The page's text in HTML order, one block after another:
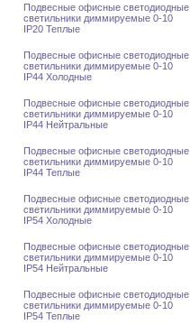
Подвесные офисные светодиодные
светильники диммируемые 0-10
IP20 Теплые
Подвесные офисные светодиодные
светильники диммируемые 0-10
IP44 Холодные
Подвесные офисные светодиодные
светильники диммируемые 0-10
IP44 Нейтральные
Подвесные офисные светодиодные
светильники диммируемые 0-10
IP44 Теплые
Подвесные офисные светодиодные
светильники диммируемые 0-10
IP54 Холодные
Подвесные офисные светодиодные
светильники диммируемые 0-10
IP54 Нейтральные
Подвесные офисные светодиодные
светильники диммируемые 0-10
IP54 Теплые